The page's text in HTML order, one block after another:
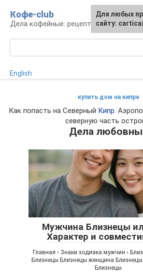
контенту
Кофе-club
Дела кофейные: рецепты и
English
купить дом на кипре
Как попасть на Северный Кипр.
северную часть
Дела
Мужчина Близнецы
Характер и
Главная › Знаки зодиака мужчин ›
Близнецы Близнецы женщина Близнецы
Близнецы
Для любых
сайту: